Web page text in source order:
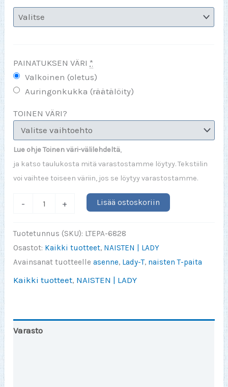
PAINATUKSEN VÄRI *
Valkoinen (oletus)
Auringonkukka (räätälöity)
TOINEN VÄRI?
Lue ohje Toinen väri-välilehdeltä,
ja katso taulukosta mitä varastostamme löytyy. Tekstiilin
voi vaihtee toiseen väriin, jos se löytyy varastostamme.
-
Onnellisuus
ihan
(LADY)
+ Lisää ostoskoriin
Tuotetunnus (SKU): LTEPA-6828
Osastot: Kaikki tuotteet, NAISTEN | LADY
Avainsanat tuotteelleasenne, Lady-T, naisten T-paita
Kaikki tuotteet, NAISTEN | LADY
Varasto